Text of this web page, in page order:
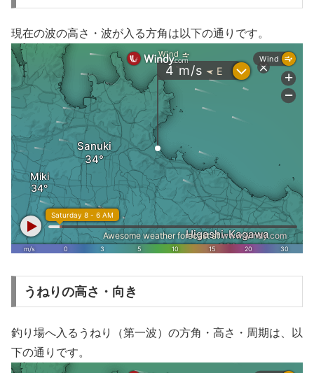
現在の波の高さ・波が入る方角は以下の通りです。
うねりの高さ・向き
釣り場へ入るうねり（第一波）の方角・高さ・周期は、以
下の通りです。